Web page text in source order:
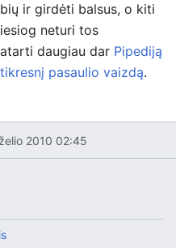
ir girdėti balsus, o kiti
neturi tos
daugiau dar Pipediją
tikresnį pasaulio vaizdą.
2010 02:45